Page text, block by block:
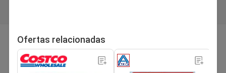
1/10 Buscar
Ofertas relacionadas